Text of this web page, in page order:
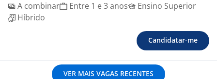
A combinar
Entre 1 e 3 anos
Ensino Superior
Híbrido
Candidatar-me
VER MAIS VAGAS RECENTES